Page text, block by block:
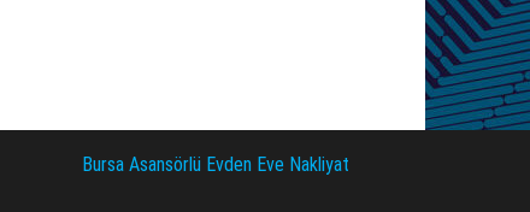
Bursa Asansörlü Evden Eve Nakliyat